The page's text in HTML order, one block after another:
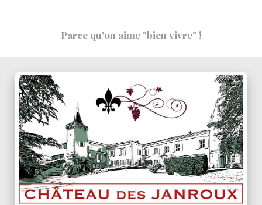
Parce qu'on aime "bien vivre" !